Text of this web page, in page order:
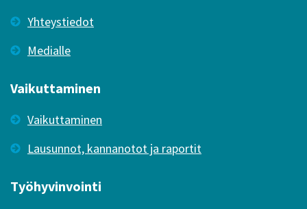
Yhteystiedot
Medialle
Vaikuttaminen
Vaikuttaminen
Lausunnot, kannanotot ja raportit
Työhyvinvointi